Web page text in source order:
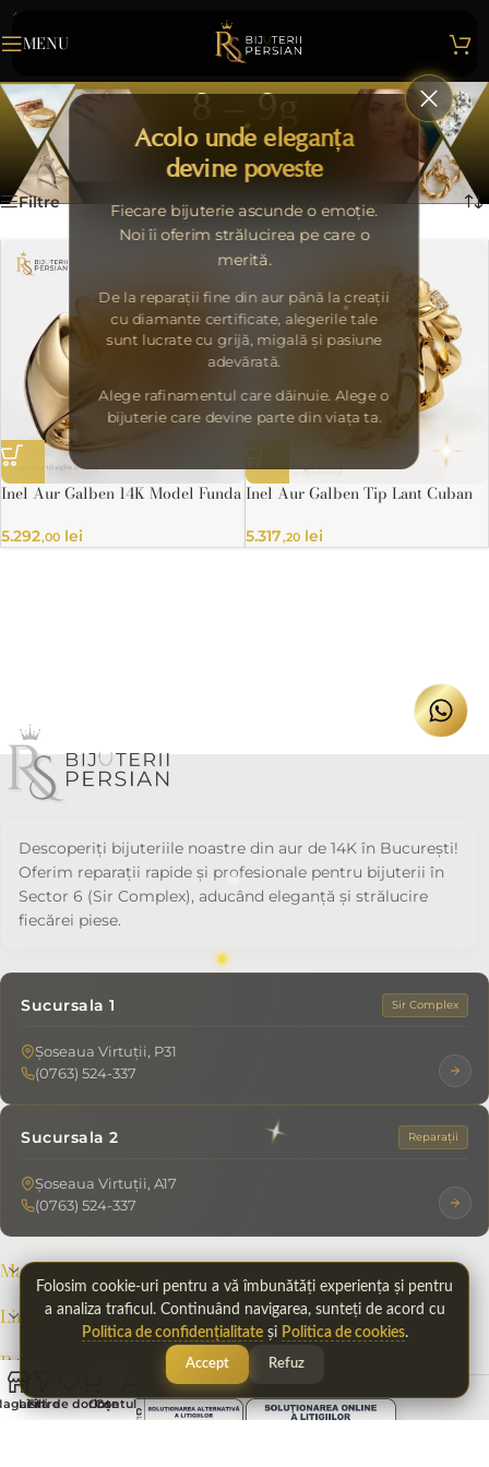
Acolo unde eleganța
devine poveste
Fiecare bijuterie ascunde o emoție.
Noi îi oferim strălucirea pe care o
merită.
De la reparații fine din aur până la creații
cu diamante certificate, alegerile tale
sunt lucrate cu grijă, migală și pasiune
adevărată.
Alege rafinamentul care dăinuie. Alege o
bijuterie care devine parte din viața ta.
MENU
8 – 9g
Categories
Home> Afișez toate cele 2 rezultate
Filtre
Inel Aur Galben 14K Model Funda
5.292,00 lei
Inel Aur Galben Tip Lant Cuban
5.317,20lei
Descoperiți bijuteriile noastre din aur de 14K în București!
Oferim reparații rapide și profesionale pentru bijuterii în
Sector 6 (Sir Complex), aducând eleganță și strălucire
fiecărei piese.
Sucursala 1 Sir Complex
Șoseaua Virtuții, P31
(0763) 524-337
Sucursala 2 Reparații
Șoseaua Virtuții, A17
(0763) 524-337
Magazinele Noastre
Linkuri Utile
Resurse Utile
Filtre
Listă de dorințe
Coș
Contul meu
Folosim cookie-uri pentru a vă îmbunătăți experiența și pentru
a analiza traficul. Continuând navigarea, sunteți de acord cu
Politica de confidențialitateși Politica de cookies.
Accept Refuz